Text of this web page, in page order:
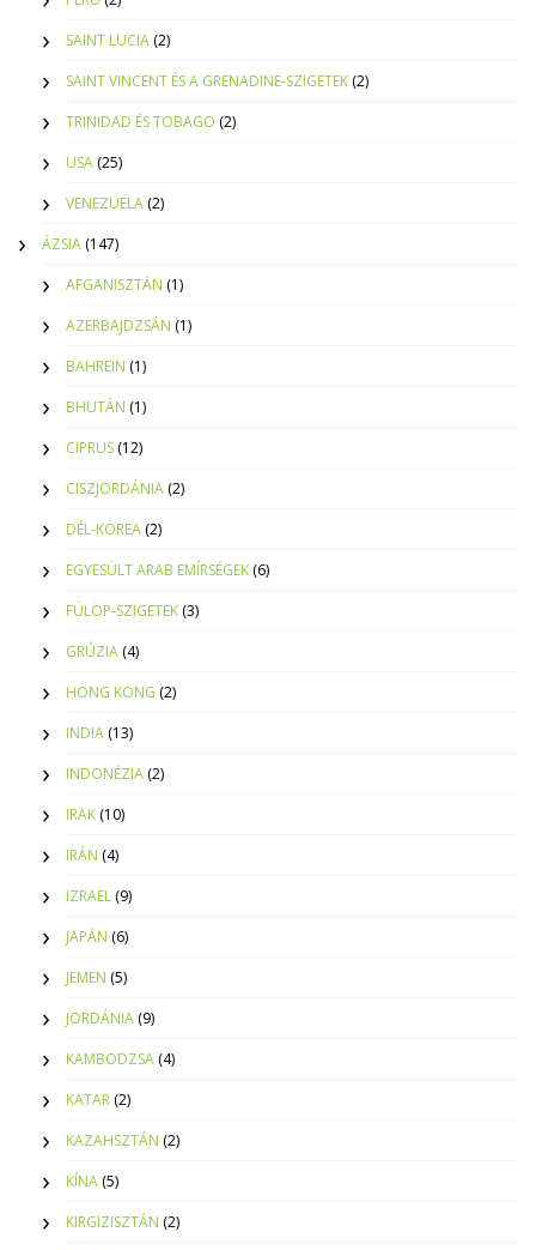
SAINT LUCIA (2)
SAINT VINCENT ÉS A GRENADINE-SZIGETEK (2)
TRINIDAD ÉS TOBAGO (2)
USA (25)
VENEZUELA (2)
ÁZSIA (147)
AFGANISZTÁN (1)
AZERBAJDZSÁN (1)
BAHREIN (1)
BHUTÁN (1)
CIPRUS (12)
CISZJORDÁNIA (2)
DÉL-KOREA (2)
EGYESÜLT ARAB EMÍRSÉGEK (6)
FÜLÖP-SZIGETEK (3)
GRÚZIA (4)
HONG KONG (2)
INDIA (13)
INDONÉZIA (2)
IRAK (10)
IRÁN (4)
IZRAEL (9)
JAPÁN (6)
JEMEN (5)
JORDÁNIA (9)
KAMBODZSA (4)
KATAR (2)
KAZAHSZTÁN (2)
KÍNA (5)
KIRGIZISZTÁN (2)